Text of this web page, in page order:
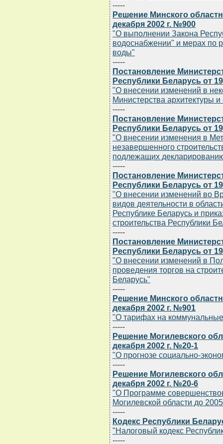
-----
Решение Минского
декабря 2002 г. №900
"О выполнении Закона
водоснабжении" и мерах по
воды"
-----
Постановление
Республики Беларусь от
"О внесении изменений в
Министерства архитектуры
-----
Постановление
Республики Беларусь от
"О внесении изменения в
незавершенного
подлежащих
-----
Постановление
Республики Беларусь от
"О внесении изменений во
видов деятельности в
Республике Беларусь и
строительства Республики
-----
Постановление
Республики Беларусь от
"О внесении изменений в
проведения торгов на
Беларусь"
-----
Решение Минского
декабря 2002 г. №901
"О тарифах на
-----
Решение Могилевского
декабря 2002 г. №20-1
"О прогнозе социально-
-----
Решение Могилевского
декабря 2002 г. №20-6
"О Программе
Могилевской области до
-----
Кодекс Республики
"Налоговый кодекс
-----